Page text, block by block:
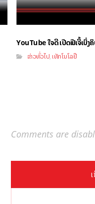
YouTube ໃຈດີ ເປີດຟີເຈີ້ເບິ່
ຂ່າວທົ່ວໄປ,ເທັກໂນໂລຢີ
Comments are